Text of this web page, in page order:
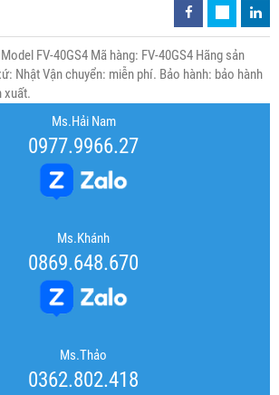
FV-40GS4 Mã hàng: FV-40GS4 Hãng sản
Nhật Vận chuyển: miễn phí. Bảo hành: bảo hành
xuất.
Ms.Hải Nam
0977.9966.27
Ms.Khánh
0869.648.670
Ms.Thảo
0362.802.418